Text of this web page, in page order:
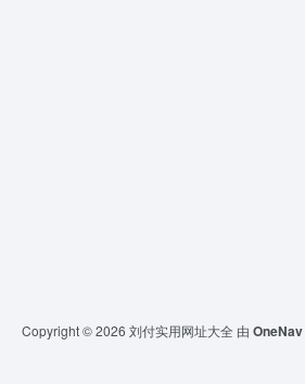
Copyright © 2026 刘付实用网址大全 由 OneNav